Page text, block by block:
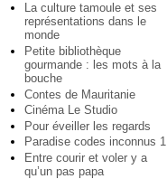
La culture tamoule et ses
représentations dans le
monde
Petite bibliothèque
gourmande : les mots à la
bouche
Contes de Mauritanie
Cinéma Le Studio
Pour éveiller les regards
Paradise codes inconnus 1
Entre courir et voler y a
qu’un pas papa